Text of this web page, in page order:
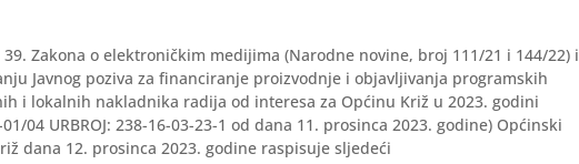
Zakona o elektroničkim medijima (Narodne novine, broj 111/21 i 144/22) i
Javnog poziva za financiranje proizvodnje i objavljivanja programskih
i lokalnih nakladnika radija od interesa za Općinu Križ u 2023. godini
01/04 URBROJ: 238-16-03-23-1 od dana 11. prosinca 2023. godine) Općinski
dana 12. prosinca 2023. godine raspisuje sljedeći